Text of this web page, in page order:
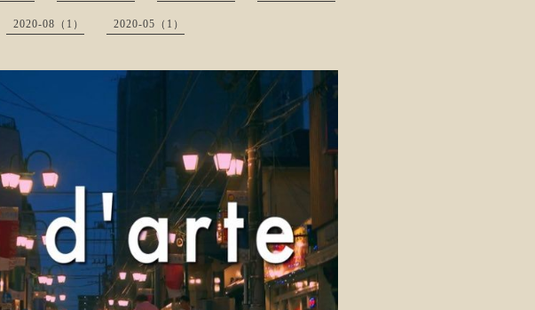
2020-08（1） 2020-05（1）